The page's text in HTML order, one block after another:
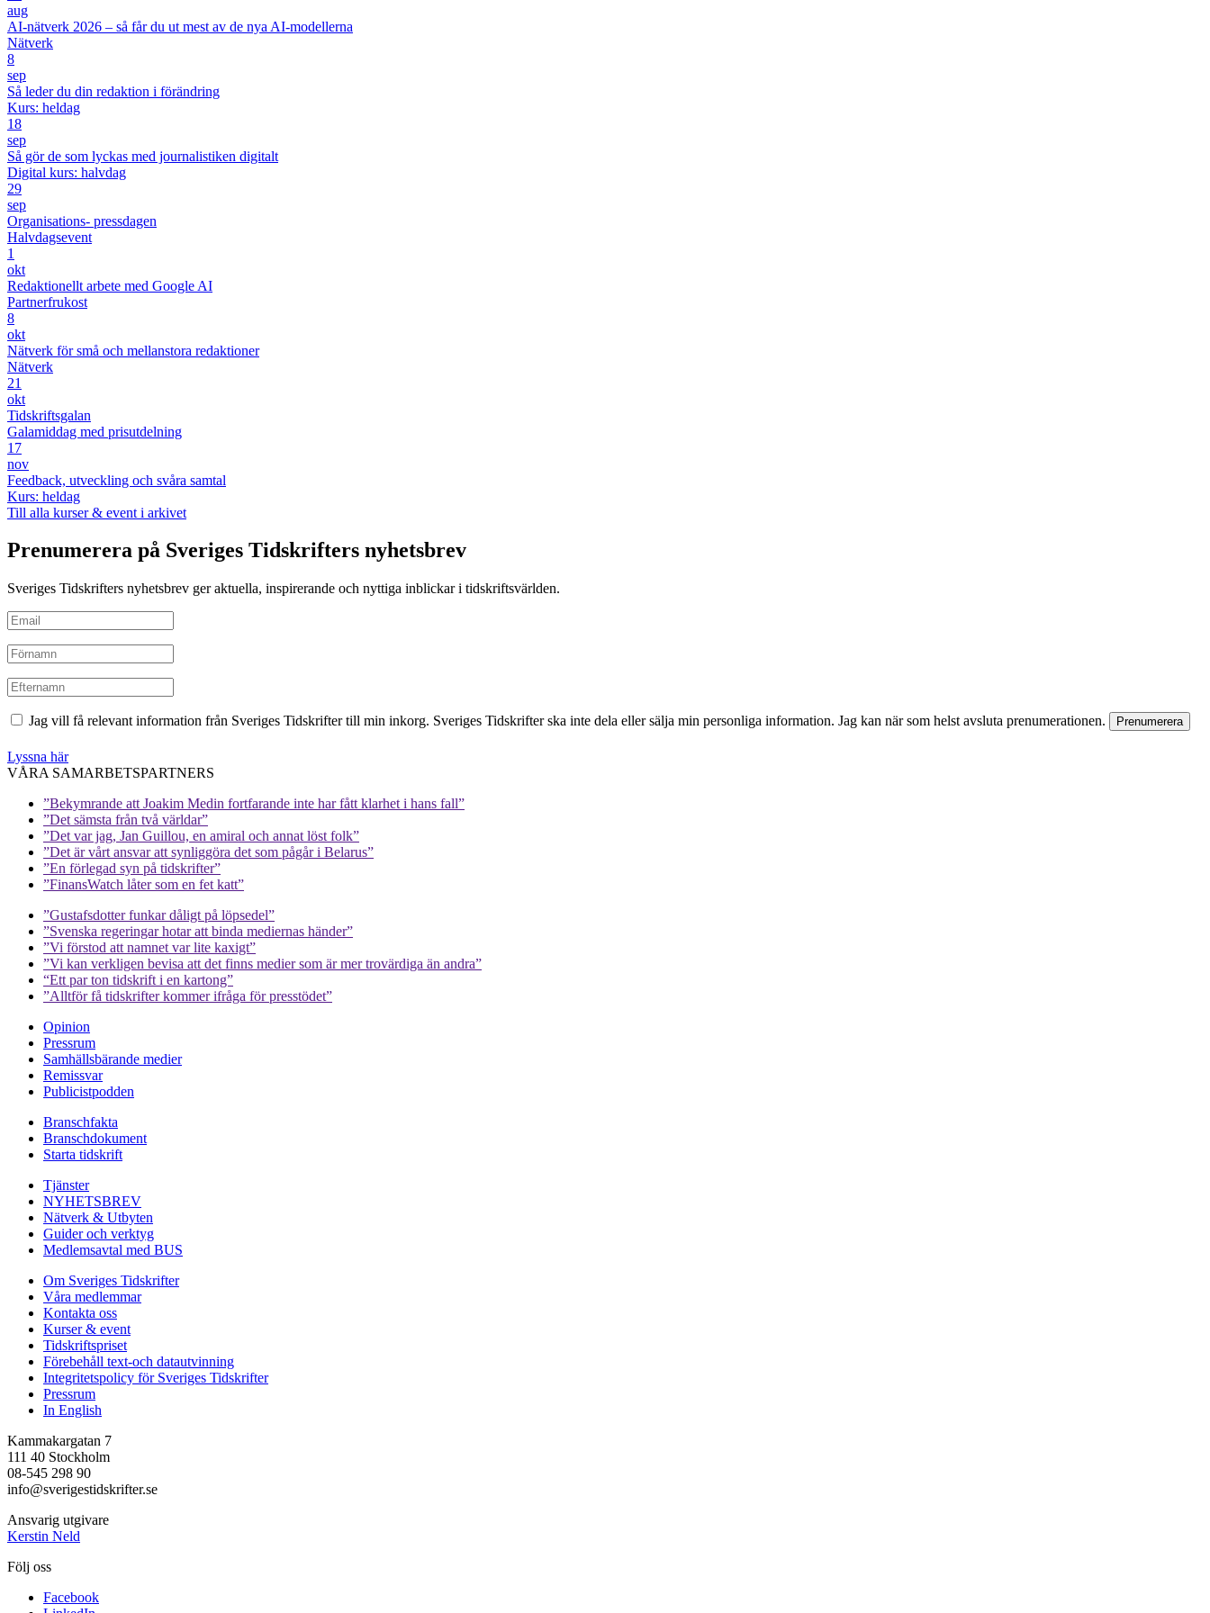
aug
AI-nätverk 2026 – så får du ut mest av de nya AI-modellerna
Nätverk
8
sep
Så leder du din redaktion i förändring
Kurs: heldag
18
sep
Så gör de som lyckas med journalistiken digitalt
Digital kurs: halvdag
29
sep
Organisations- pressdagen
Halvdagsevent
1
okt
Redaktionellt arbete med Google AI
Partnerfrukost
8
okt
Nätverk för små och mellanstora redaktioner
Nätverk
21
okt
Tidskriftsgalan
Galamiddag med prisutdelning
17
nov
Feedback, utveckling och svåra samtal
Kurs: heldag
Till alla kurser & event i arkivet
Prenumerera på Sveriges Tidskrifters nyhetsbrev
Sveriges Tidskrifters nyhetsbrev ger aktuella, inspirerande och nyttiga inblickar i tidskriftsvärlden.
Jag vill få relevant information från Sveriges Tidskrifter till min inkorg. Sveriges Tidskrifter ska inte dela eller sälja min personliga information. Jag kan när som helst avsluta prenumerationen.
Lyssna här
VÅRA SAMARBETSPARTNERS
”Bekymrande att Joakim Medin fortfarande inte har fått klarhet i hans fall”
”Det sämsta från två världar”
”Det var jag, Jan Guillou, en amiral och annat löst folk”
”Det är vårt ansvar att synliggöra det som pågår i Belarus”
”En förlegad syn på tidskrifter”
”FinansWatch låter som en fet katt”
”Gustafsdotter funkar dåligt på löpsedel”
”Svenska regeringar hotar att binda mediernas händer”
”Vi förstod att namnet var lite kaxigt”
”Vi kan verkligen bevisa att det finns medier som är mer trovärdiga än andra”
“Ett par ton tidskrift i en kartong”
”Alltför få tidskrifter kommer ifråga för presstödet”
Opinion
Pressrum
Samhällsbärande medier
Remissvar
Publicistpodden
Branschfakta
Branschdokument
Starta tidskrift
Tjänster
NYHETSBREV
Nätverk & Utbyten
Guider och verktyg
Medlemsavtal med BUS
Om Sveriges Tidskrifter
Våra medlemmar
Kontakta oss
Kurser & event
Tidskriftspriset
Förebehåll text-och datautvinning
Integritetspolicy för Sveriges Tidskrifter
Pressrum
In English
Kammakargatan 7
111 40 Stockholm
08-545 298 90
info@sverigestidskrifter.se
Ansvarig utgivare
Kerstin Neld
Följ oss
Facebook